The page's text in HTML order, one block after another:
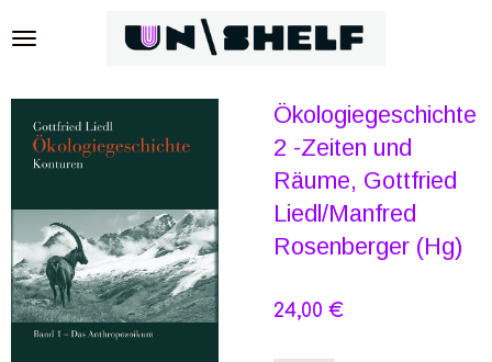
Hauptinhalt
Ökologiegeschichte
2 -Zeiten und
Räume, Gottfried
Liedl/Manfred
Rosenberger (Hg)
24,00 €